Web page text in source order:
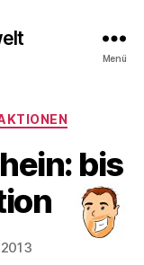
Menü
bis